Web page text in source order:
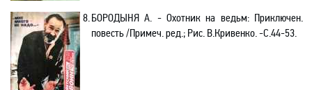
8.БОРОДЫНЯ А. -Охотник на ведьм: Приключен.
повесть /Примеч. ред.; Рис. В.Кривенко. -C.44-53.